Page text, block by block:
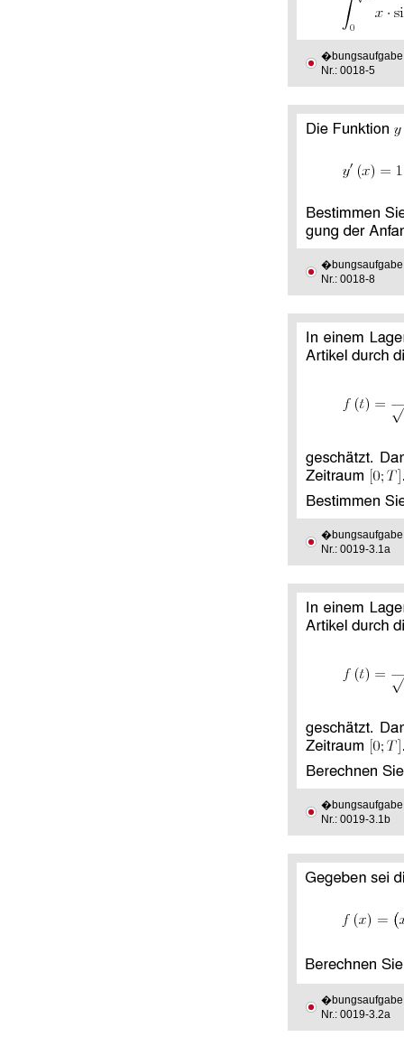
�bungsaufgabe
Nr.: 0018-5
�bungsaufgabe
Nr.: 0018-8
�bungsaufgabe
Nr.: 0019-3.1a
�bungsaufgabe
Nr.: 0019-3.1b
�bungsaufgabe
Nr.: 0019-3.2a